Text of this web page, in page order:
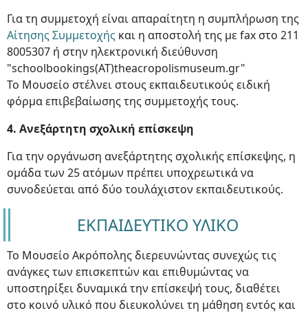
Για τη συμμετοχή είναι απαραίτητη η συμπλήρωση της
Αίτησης Συμμετοχής και η αποστολή της με fax στο 211
8005307 ή στην ηλεκτρονική διεύθυνση
"schoolbookings(AT)theacropolismuseum.gr"
Το Μουσείο στέλνει στους εκπαιδευτικούς ειδική
φόρμα επιβεβαίωσης της συμμετοχής τους.
4. Ανεξάρτητη σχολική επίσκεψη
Για την οργάνωση ανεξάρτητης σχολικής επίσκεψης, η
ομάδα των 25 ατόμων πρέπει υποχρεωτικά να
συνοδεύεται από δύο τουλάχιστον εκπαιδευτικούς.
ΕΚΠΑΙΔΕΥΤΙΚΟ ΥΛΙΚΟ
Το Μουσείο Ακρόπολης διερευνώντας συνεχώς τις
ανάγκες των επισκεπτών και επιθυμώντας να
υποστηρίξει δυναμικά την επίσκεψή τους, διαθέτει
στο κοινό υλικό που διευκολύνει τη μάθηση εντός και